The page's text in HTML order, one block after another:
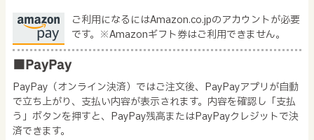
ご利用になるにはAmazon.co.jpのアカウントが必要
です。※Amazonギフト券はご利用できません。
■PayPay
PayPay（オンライン決済）ではご注文後、PayPayアプリが自動
で立ち上がり、支払い内容が表示されます。内容を確認し「支払
う」ボタンを押すと、PayPay残高またはPayPayクレジットで決
済できます。